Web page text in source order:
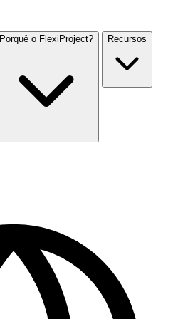
Porquê o FlexiProject? Recursos